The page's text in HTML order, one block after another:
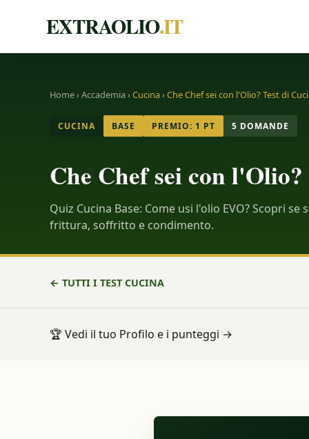
EXTRAOLIO.IT
Home›Accademia ›Cucina›Che Chef sei con l'Olio? Test di
CUCINA BASE PREMIO: 1 PT 5 DOMANDE
Che Chef sei con
Quiz Cucina Base: Come usi l'olio EVO? Scopri
frittura, soffritto e condimento.
← TUTTI I TEST CUCINA
🏆 Vedi il tuo Profilo e i punteggi →